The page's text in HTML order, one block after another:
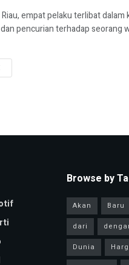
empat pelaku terlibat dalam
pencurian terhadap seorang
Browse by
Akan Baru
dari
Dunia